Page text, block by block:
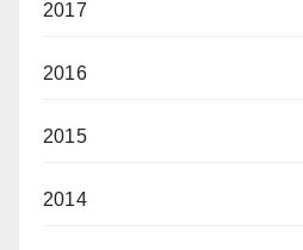
2017
2016
2015
2014